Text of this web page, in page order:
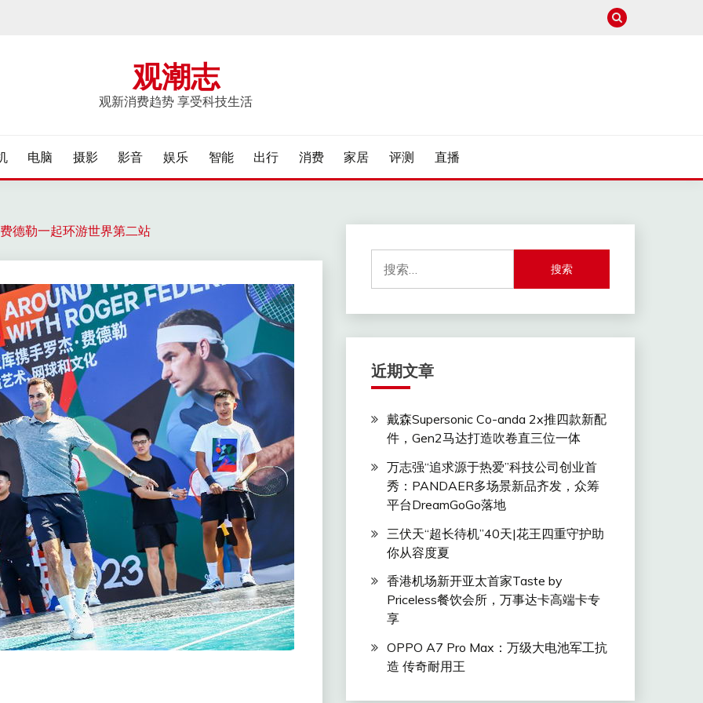
观潮志
观新消费趋势 享受科技生活
电脑 摄影 影音 娱乐 智能 出行 消费 家居 评测 直播
德勒一起环游世界第二站
索：
近期文章
戴森Supersonic Co-anda 2x推四款新配
件，Gen2马达打造吹卷直三位一体
万志强“追求源于热爱”科技公司创业首
秀：PANDAER多场景新品齐发，众筹
平台DreamGoGo落地
三伏天“超长待机”40天|花王四重守护助
你从容度夏
香港机场新开亚太首家Taste by
Priceless餐饮会所，万事达卡高端卡专
享
OPPO A7 Pro Max：万级大电池军工抗
造 传奇耐用王